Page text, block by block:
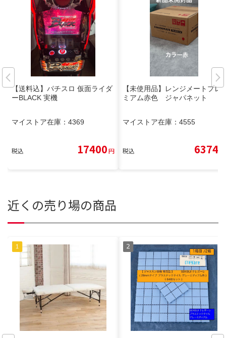
【送料込】パチスロ 仮面ライダ
ーBLACK 実機
マイストア在庫： 4369
税込 17400円
【未使用品】レンジメートプレ
ミアム赤色 ジャパネット
マイストア在庫： 4555
税込 6374
近くの売り場の商品